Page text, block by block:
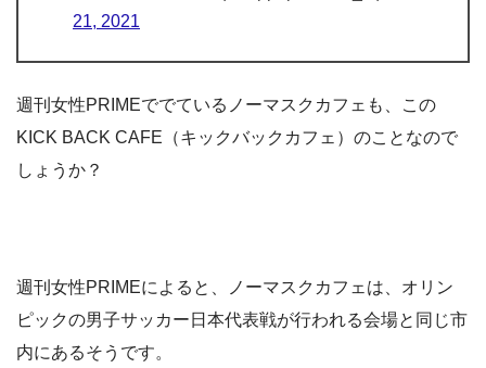
21, 2021
週刊女性PRIMEででているノーマスクカフェも、この
KICK BACK CAFE（キックバックカフェ）のことなので
しょうか？
週刊女性PRIMEによると、ノーマスクカフェは、オリン
ピックの男子サッカー日本代表戦が行われる会場と同じ市
内にあるそうです。